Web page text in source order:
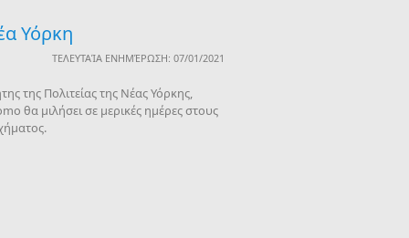
Υόρκη
ΤΕΛΕΥΤΑΊΑ ΕΝΗΜΈΡΩΣΗ: 07/01/2021
της Πολιτείας της Νέας Υόρκης,
θα μιλήσει σε μερικές ημέρες στους